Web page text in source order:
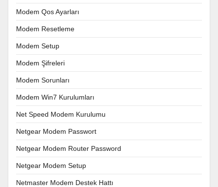
Modem Qos Ayarları
Modem Resetleme
Modem Setup
Modem Şifreleri
Modem Sorunları
Modem Win7 Kurulumları
Net Speed Modem Kurulumu
Netgear Modem Passwort
Netgear Modem Router Password
Netgear Modem Setup
Netmaster Modem Destek Hattı